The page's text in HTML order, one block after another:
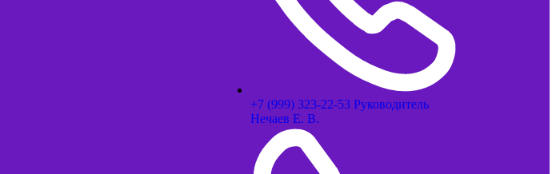
+7 (999) 323-22-53 Руководитель
Нечаев Е. В.